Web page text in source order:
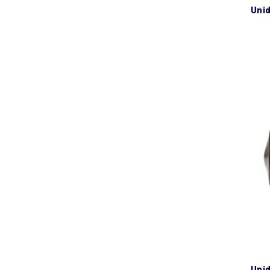
unidelta заглушка ø32 pn16